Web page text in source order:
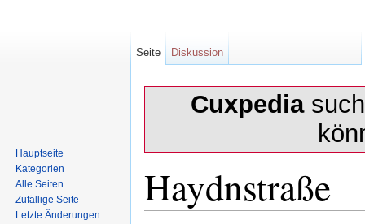
Cuxpedia
Haydnstraße
Seite Diskussion
Hauptseite
Kategorien
Alle Seiten
Zufällige Seite
Letzte Änderungen